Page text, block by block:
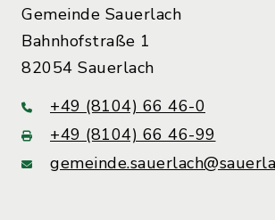
Gemeinde Sauerlach
Bahnhofstraße 1
82054 Sauerlach
+49 (8104) 66 46-0
+49 (8104) 66 46-99